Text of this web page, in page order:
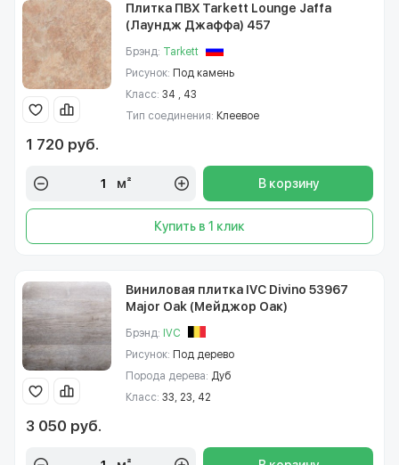
Плитка ПВХ Tarkett Lounge Jaffa
(Лаундж Джаффа) 457
Брэнд: Tarkett
Рисунок: Под камень
Класс: 34 , 43
Тип соединения: Клеевое
1 720 руб.
м² В корзину
Купить в 1 клик
Виниловая плитка IVC Divino 53967
Major Oak (Мейджор Оак)
Брэнд: IVC
Рисунок: Под дерево
Порода дерева: Дуб
Класс: 33, 23, 42
3 050 руб.